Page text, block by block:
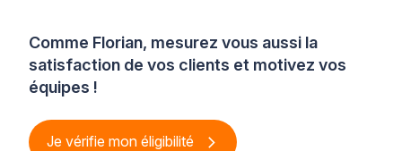
Comme Florian, mesurez vous aussi la
satisfaction de vos clients et motivez vos
équipes !
Je vérifie mon éligibilité